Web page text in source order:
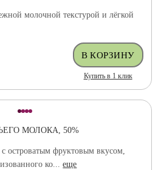
молочной текстурой и лёгкой
Купить в 1 клик
МОЛОКА, 50%
островатым фруктовым вкусом,
ко...еще